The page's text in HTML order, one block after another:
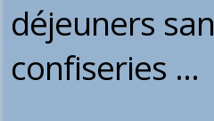
déjeuners
confiseries ...